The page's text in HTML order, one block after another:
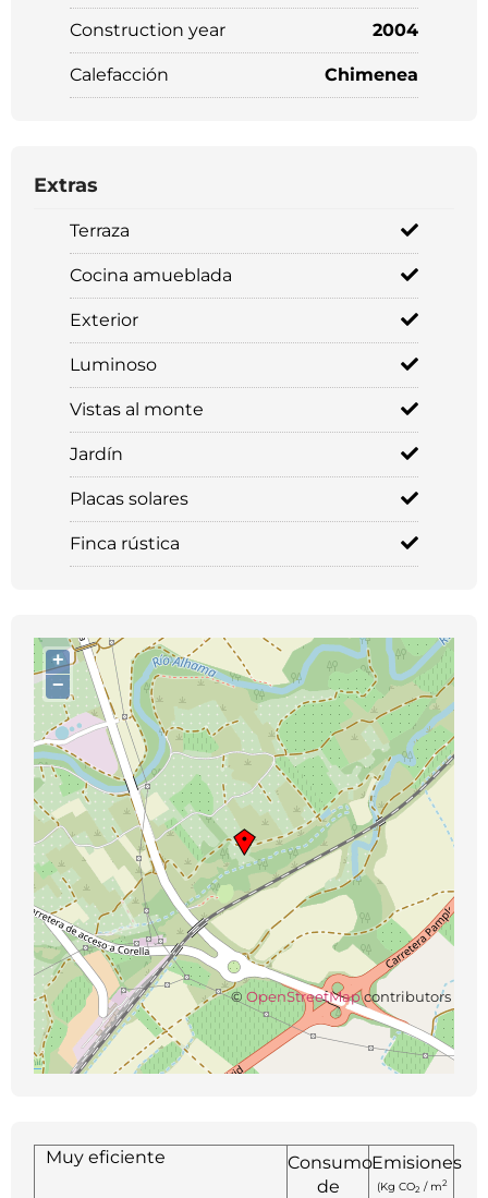
Construction year 2004
Calefacción Chimenea
Extras
Terraza
Cocina amueblada
Exterior
Luminoso
Vistas al monte
Jardín
Placas solares
Finca rústica
+
−
©OpenStreetMapcontributors
Muy eficiente
Consumo
de
Emisiones
(Kg CO2 / m2